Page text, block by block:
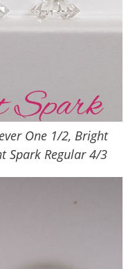
One 1/2, Bright
Spark Regular 4/3